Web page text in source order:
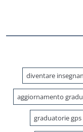
diventare
aggiornamento
graduatorie gps